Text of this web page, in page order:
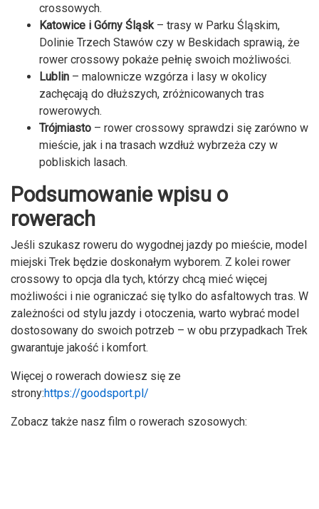
crossowych.
Katowice i Górny Śląsk – trasy w Parku Śląskim,
Dolinie Trzech Stawów czy w Beskidach sprawią, że
rower crossowy pokaże pełnię swoich możliwości.
Lublin – malownicze wzgórza i lasy w okolicy
zachęcają do dłuższych, zróżnicowanych tras
rowerowych.
Trójmiasto – rower crossowy sprawdzi się zarówno w
mieście, jak i na trasach wzdłuż wybrzeża czy w
pobliskich lasach.
Podsumowanie wpisu o
rowerach
Jeśli szukasz roweru do wygodnej jazdy po mieście, model
miejski Trek będzie doskonałym wyborem. Z kolei rower
crossowy to opcja dla tych, którzy chcą mieć więcej
możliwości i nie ograniczać się tylko do asfaltowych tras. W
zależności od stylu jazdy i otoczenia, warto wybrać model
dostosowany do swoich potrzeb – w obu przypadkach Trek
gwarantuje jakość i komfort.
Więcej o rowerach dowiesz się ze
strony:https://goodsport.pl/
Zobacz także nasz film o rowerach szosowych: